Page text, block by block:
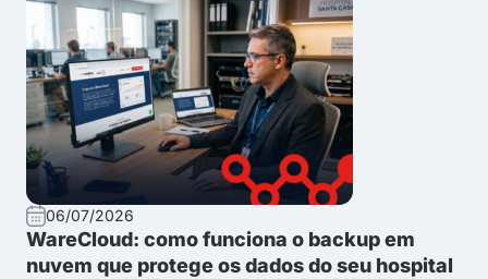
06/07/2026
WareCloud: como funciona o backup em
nuvem que protege os dados do seu hospital